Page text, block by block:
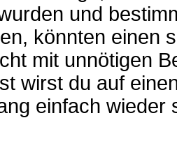
und
könnten einen
mit unnötigen
wirst du auf
einfach wieder